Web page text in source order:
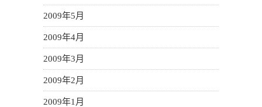
2009年5月
2009年4月
2009年3月
2009年2月
2009年1月